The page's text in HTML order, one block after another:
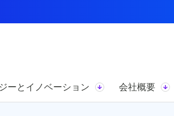
ーとイノベーション 会社概要